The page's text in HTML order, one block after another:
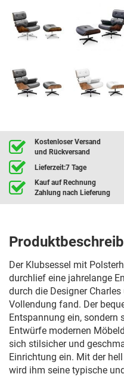
Kostenloser Versand
und Rückversand
Lieferzeit:7 Tage
Kauf auf Rechnung
Zahlung nach Lieferung
Der Klubsessel mit
durchlief eine jahrelange
durch die Designer
Vollendung fand. Der
Entspannung ein, sondern
Entwürfe modernen
sich stilsicher und
Einrichtung ein. Mit der
wird ihm seine typische